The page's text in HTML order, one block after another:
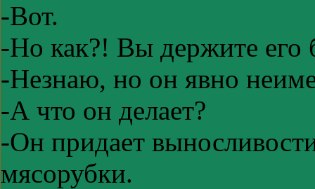
-Вот.
-Но как?! Вы держите его
-Незнаю, но он явно
-А что он делает?
-Он придает
мясорубки.